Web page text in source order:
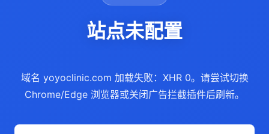
站点未配置
域名 yoyoclinic.com 加载失败：XHR 0。请尝试切换
Chrome/Edge 浏览器或关闭广告拦截插件后刷新。